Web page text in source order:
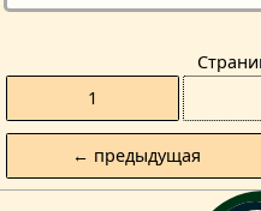
← предыдущая
1